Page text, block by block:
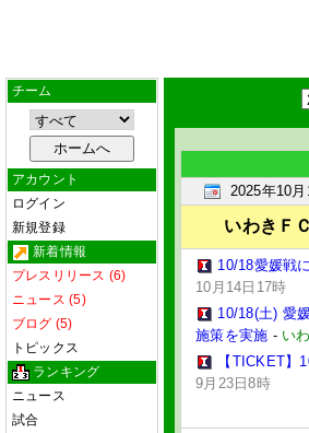
チーム
アカウント
ログイン
新規登録
新着情報
プレスリリース (6)
ニュース (5)
ブログ (5)
トピックス
ランキング
ニュース
試合
2025年10
いわきＦＣ
10/18愛媛戦
10月14日17時
10/18(土) 愛
施策を実施 - い
【TICKET
9月23日8時